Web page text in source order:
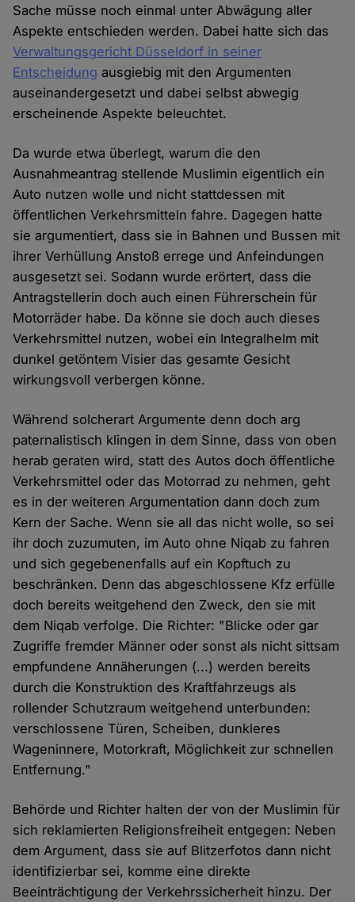
Sache müsse noch einmal unter Abwägung aller
Aspekte entschieden werden. Dabei hatte sich das
Verwaltungsgericht Düsseldorf in seiner
Entscheidung ausgiebig mit den Argumenten
auseinandergesetzt und dabei selbst abwegig
erscheinende Aspekte beleuchtet.
Da wurde etwa überlegt, warum die den
Ausnahmeantrag stellende Muslimin eigentlich ein
Auto nutzen wolle und nicht stattdessen mit
öffentlichen Verkehrsmitteln fahre. Dagegen hatte
sie argumentiert, dass sie in Bahnen und Bussen mit
ihrer Verhüllung Anstoß errege und Anfeindungen
ausgesetzt sei. Sodann wurde erörtert, dass die
Antragstellerin doch auch einen Führerschein für
Motorräder habe. Da könne sie doch auch dieses
Verkehrsmittel nutzen, wobei ein Integralhelm mit
dunkel getöntem Visier das gesamte Gesicht
wirkungsvoll verbergen könne.
Während solcherart Argumente denn doch arg
paternalistisch klingen in dem Sinne, dass von oben
herab geraten wird, statt des Autos doch öffentliche
Verkehrsmittel oder das Motorrad zu nehmen, geht
es in der weiteren Argumentation dann doch zum
Kern der Sache. Wenn sie all das nicht wolle, so sei
ihr doch zuzumuten, im Auto ohne Niqab zu fahren
und sich gegebenenfalls auf ein Kopftuch zu
beschränken. Denn das abgeschlossene Kfz erfülle
doch bereits weitgehend den Zweck, den sie mit
dem Niqab verfolge. Die Richter: "Blicke oder gar
Zugriffe fremder Männer oder sonst als nicht sittsam
empfundene Annäherungen (...) werden bereits
durch die Konstruktion des Kraftfahrzeugs als
rollender Schutzraum weitgehend unterbunden:
verschlossene Türen, Scheiben, dunkleres
Wageninnere, Motorkraft, Möglichkeit zur schnellen
Entfernung."
Behörde und Richter halten der von der Muslimin für
sich reklamierten Religionsfreiheit entgegen: Neben
dem Argument, dass sie auf Blitzerfotos dann nicht
identifizierbar sei, komme eine direkte
Beeinträchtigung der Verkehrssicherheit hinzu. Der